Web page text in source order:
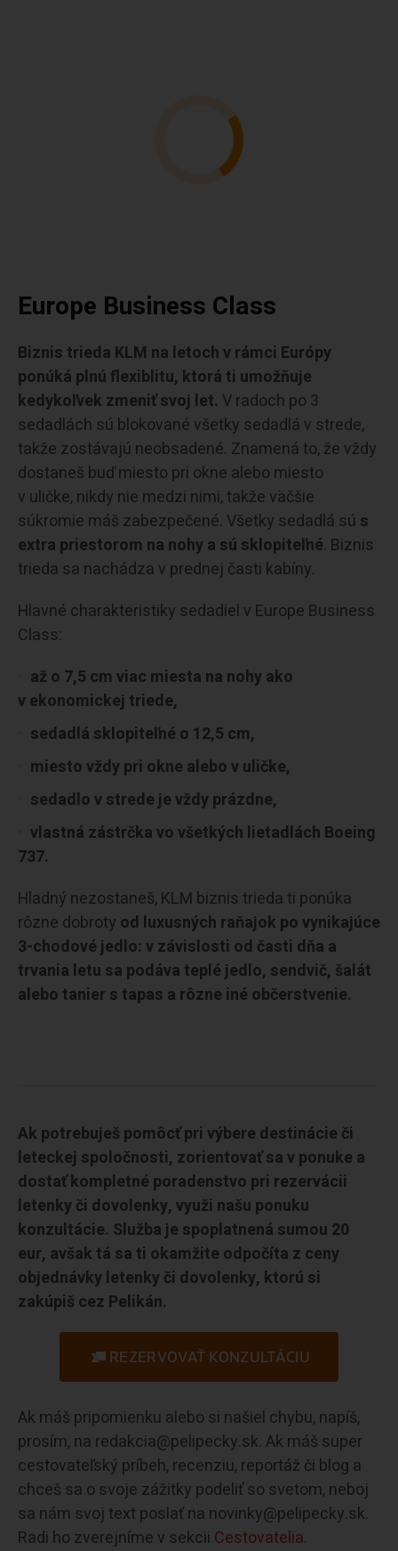
Europe Business Class
Biznis trieda KLM na letoch v rámci Európy
ponúká plnú flexiblitu, ktorá ti umožňuje
kedykoľvek zmeniť svoj let. V radoch po 3
sedadlách sú blokované všetky sedadlá v strede,
takže zostávajú neobsadené. Znamená to, že vždy
dostaneš buď miesto pri okne alebo miesto
v uličke, nikdy nie medzi nimi, takže väčšie
súkromie máš zabezpečené. Všetky sedadlá sú s
extra priestorom na nohy a sú sklopiteľné. Biznis
trieda sa nachádza v prednej časti kabíny.
Hlavné charakteristiky sedadiel v Europe Business
Class:
až o 7,5 cm viac miesta na nohy ako
v ekonomickej triede,
sedadlá sklopiteľné o 12,5 cm,
miesto vždy pri okne alebo v uličke,
sedadlo v strede je vždy prázdne,
vlastná zástrčka vo všetkých lietadlách Boeing
737.
Hladný nezostaneš, KLM biznis trieda ti ponúka
rôzne dobroty od luxusných raňajok po vynikajúce
3-chodové jedlo: v závislosti od časti dňa a
trvania letu sa podáva teplé jedlo, sendvič, šalát
alebo tanier s tapas a rôzne iné občerstvenie.
Ak potrebuješ pomôcť pri výbere destinácie či
leteckej spoločnosti, zorientovať sa v ponuke a
dostať kompletné poradenstvo pri rezervácii
letenky či dovolenky, využi našu ponuku
konzultácie. Služba je spoplatnená sumou 20
eur, avšak tá sa ti okamžite odpočíta z ceny
objednávky letenky či dovolenky, ktorú si
zakúpiš cez Pelikán.
REZERVOVAŤ KONZULTÁCIU
Ak máš pripomienku alebo si našiel chybu, napíš,
prosím, na redakcia@pelipecky.sk. Ak máš super
cestovateľský príbeh, recenziu, reportáž či blog a
chceš sa o svoje zážitky podeliť so svetom, neboj
sa nám svoj text poslať na novinky@pelipecky.sk.
Radi ho zverejníme v sekcii Cestovatelia.